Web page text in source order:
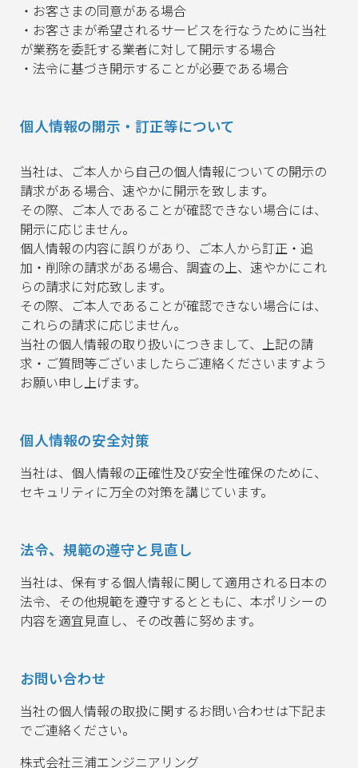
・お客さまの同意がある場合
・お客さまが希望されるサービスを行なうために当社
が業務を委託する業者に対して開示する場合
・法令に基づき開示することが必要である場合
個人情報の開示・訂正等について
当社は、ご本人から自己の個人情報についての開示の
請求がある場合、速やかに開示を致します。
その際、ご本人であることが確認できない場合には、
開示に応じません。
個人情報の内容に誤りがあり、ご本人から訂正・追
加・削除の請求がある場合、調査の上、速やかにこれ
らの請求に対応致します。
その際、ご本人であることが確認できない場合には、
これらの請求に応じません。
当社の個人情報の取り扱いにつきまして、上記の請
求・ご質問等ございましたらご連絡くださいますよう
お願い申し上げます。
個人情報の安全対策
当社は、個人情報の正確性及び安全性確保のために、
セキュリティに万全の対策を講じています。
法令、規範の遵守と見直し
当社は、保有する個人情報に関して適用される日本の
法令、その他規範を遵守するとともに、本ポリシーの
内容を適宜見直し、その改善に努めます。
お問い合わせ
当社の個人情報の取扱に関するお問い合わせは下記ま
でご連絡ください。
株式会社三浦エンジニアリング